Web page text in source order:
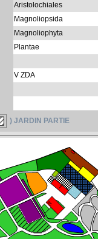
Aristolochiales
Magnoliopsida
Magnoliophyta
Plantae
V ZDA
) JARDIN PARTIE